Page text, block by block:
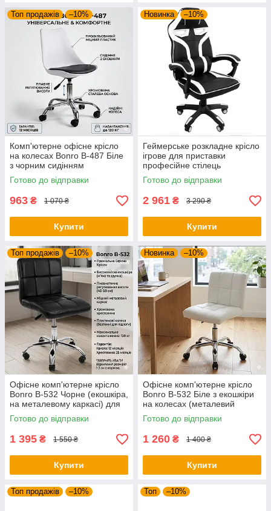
Топ продажів –10%
Комп'ютерне офісне крісло
на колесах Bonro B-487 Біле
з чорним сидінням
(поворотне, екошкіра, до 120
кг)
Готово до відправки
963 ₴ 1 070 ₴
Купити
Новинка –10%
Геймерське розкладне крісло
ігрове для приставки
професійне стілець
комп'ютерний Bonro B 8 2 7
білий
Готово до відправки
2 961 ₴ 3 290 ₴
Купити
Топ продажів –10%
Офісне комп'ютерне крісло
Bonro B-532 Чорне (екошкіра,
на металевому каркасі) для
роботи та дому
Готово до відправки
1 395 ₴ 1 550 ₴
Купити
Новинка –10%
Офісне комп'ютерне крісло
Bonro B-532 Біле з екошкіри
на колесах (металевий
каркас, до 120 кг)
Готово до відправки
1 260 ₴ 1 400 ₴
Купити
Топ продажів –10% Топ –10%